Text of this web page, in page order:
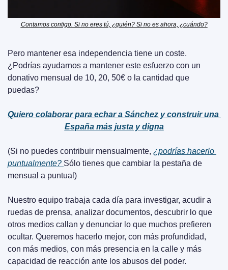
Contamos contigo. Si no eres tú, ¿quién? Si no es ahora, ¿cuándo?
Pero mantener esa independencia tiene un coste.
¿Podrías ayudarnos a mantener este esfuerzo con un
donativo mensual de 10, 20, 50€ o la cantidad que
puedas?
Quiero colaborar para echar a Sánchez y construir una
España más justa y digna
(Si no puedes contribuir mensualmente, ¿podrías hacerlo
puntualmente? Sólo tienes que cambiar la pestaña de
mensual a puntual)
Nuestro equipo trabaja cada día para investigar, acudir a
ruedas de prensa, analizar documentos, descubrir lo que
otros medios callan y denunciar lo que muchos prefieren
ocultar. Queremos hacerlo mejor, con más profundidad,
con más medios, con más presencia en la calle y más
capacidad de reacción ante los abusos del poder.